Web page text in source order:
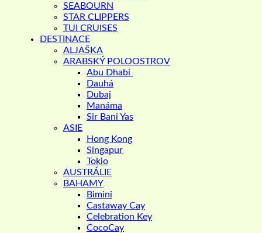
SEABOURN
STAR CLIPPERS
TUI CRUISES
DESTINACE
ALJAŠKA
ARABSKÝ POLOOSTROV
Abu Dhabi
Dauhá
Dubaj
Manáma
Sir Bani Yas
ASIE
Hong Kong
Singapur
Tokio
AUSTRÁLIE
BAHAMY
Bimini
Castaway Cay
Celebration Key
CocoCay